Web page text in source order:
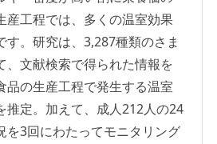
産工程では、多くの温室効果
す。研究は、3,287種類のさま
、文献検索で得られた情報を
品の生産工程で発生する温室
推定。加えて、成人212人の24
を3回にわたってモニタリング